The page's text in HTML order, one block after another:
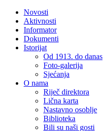
Novosti
Aktivnosti
Informator
Dokumenti
Istorijat
Od 1913. do danas
Foto-galerija
Sjećanja
O nama
Riječ direktora
Lična karta
Nastavno osoblje
Biblioteka
Bili su naši gosti